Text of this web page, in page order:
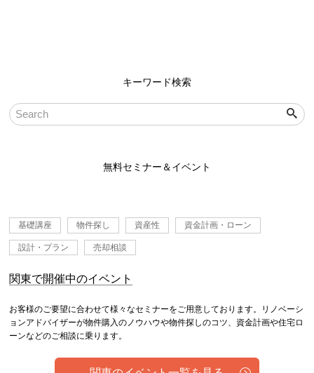
キーワード検索
無料セミナー＆イベント
基礎講座 物件探し 資産性 資金計画・ローン
設計・プラン 売却相談
関東で開催中のイベント
お客様のご要望に合わせて様々なセミナーをご用意しております。リノベーシ
ョンアドバイザーが物件購入のノウハウや物件探しのコツ、資金計画や住宅ロ
ーンなどのご相談に乗ります。